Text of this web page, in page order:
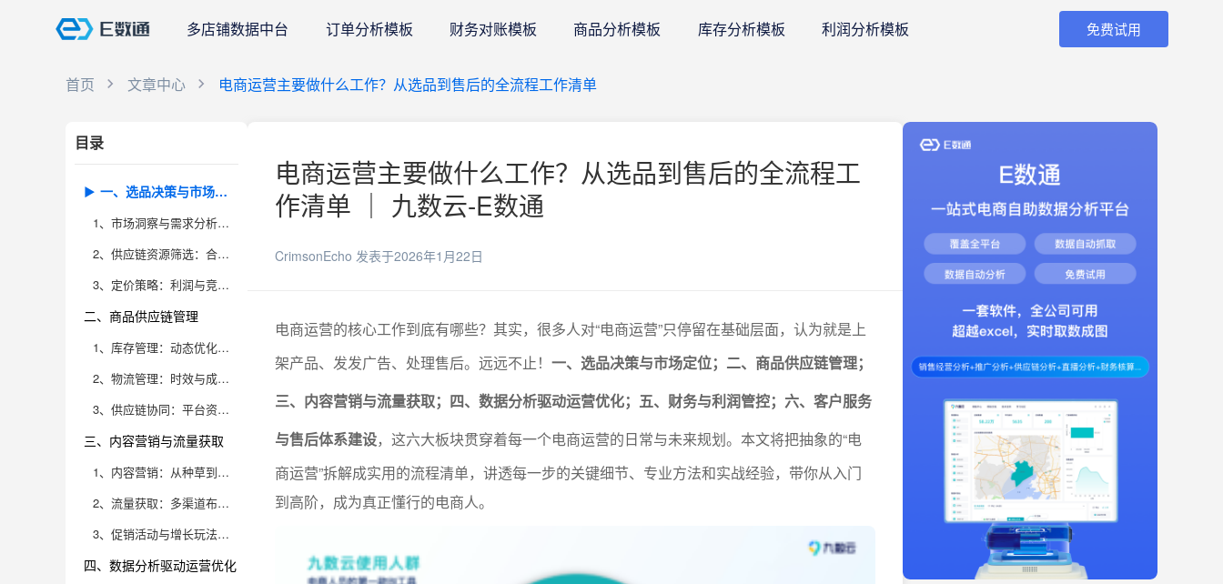
多店铺数据中台 订单分析模板 财务对账模板 商品分析模板 库存分析模板 利润分析模板 免费试用
首页 文章中心 电商运营主要做什么工作？从选品到售后的全流程工作清单
目录
一、选品决策与市场定位
1、市场洞察与需求分析：精准把握用户和趋势
2、供应链资源筛选：合作与风险并存
3、定价策略：利润与竞争力的平衡艺术
二、商品供应链管理
1、库存管理：动态优化与风险防控
2、物流管理：时效与成本双重优化
3、供应链协同：平台资源与品牌共建
三、内容营销与流量获取
1、内容营销：从种草到转化的全链路布局
2、流量获取：多渠道布局与精细化运营
3、促销活动与增长玩法：让用户主动买单
四、数据分析驱动运营优化
电商运营主要做什么工作？从选品到售后的全流程工
作清单 ｜ 九数云-E数通
CrimsonEcho 发表于2026年1月22日
电商运营的核心工作到底有哪些？其实，很多人对“电商运营”只停留在基础层面，认为就是上
架产品、发发广告、处理售后。远远不止！ 一、选品决策与市场定位；二、商品供应链管理；
三、内容营销与流量获取；四、数据分析驱动运营优化；五、财务与利润管控；六、客户服务
与售后体系建设，这六大板块贯穿着每一个电商运营的日常与未来规划。本文将把抽象的“电
商运营”拆解成实用的流程清单，讲透每一步的关键细节、专业方法和实战经验，带你从入门
到高阶，成为真正懂行的电商人。